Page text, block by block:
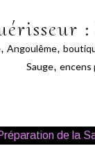
, Angoulême,
Sauge, encens